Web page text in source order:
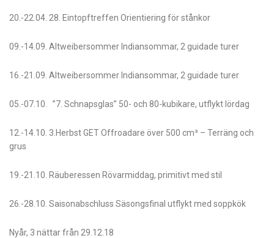
20.-22.04. 28. Eintopftreffen Orientiering för stånkor
09.-14.09. Altweibersommer Indiansommar, 2 guidade turer
16.-21.09. Altweibersommer Indiansommar, 2 guidade turer
05.-07.10. ”7. Schnapsglas” 50- och 80-kubikare, utflykt lördag
12.-14.10. 3.Herbst GET Offroadare över 500 cm³ – Terräng och
grus
19.-21.10. Räuberessen Rövarmiddag, primitivt med stil
26.-28.10. Saisonabschluss Säsongsfinal utflykt med soppkök
Nyår, 3 nättar från 29.12.18